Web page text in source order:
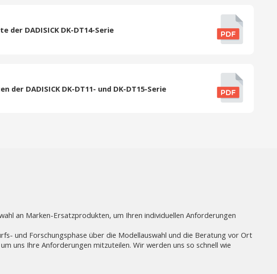
DADISICK DK-DT14-Serie
DADISICK DK-DT11- und DK-DT15-Serie
an Marken-Ersatzprodukten, um Ihren individuellen Anforderungen
und Forschungsphase über die Modellauswahl und die Beratung vor Ort
uns Ihre Anforderungen mitzuteilen. Wir werden uns so schnell wie